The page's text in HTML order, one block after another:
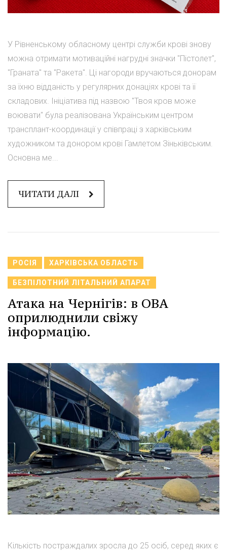
У Рівненському обласному центрі служби крові знову
можна отримати мотиваційні нагрудні значки "Пістолет",
"Граната" та "Ракета". Ці нагороди вручаються донорам
за їхню відданість у регулярних донаціях крові та її
складових. Ініціатива під назвою "Твоя кров може
воювати" була реалізована Українським центром
трансплант-координації у співпраці з харківським
художником та донором крові Гамлетом Зіньківським.
Основна ме...
ЧИТАТИ ДАЛІ
РОСІЯ ХАРКІВСЬКА ОБЛАСТЬ
БЕЗПІЛОТНИЙ ЛІТАЛЬНИЙ АПАРАТ
Атака на Чернігів: в ОВА
оприлюднили свіжу
інформацію.
Кількість постраждалих зросла до 25 осіб, серед яких є